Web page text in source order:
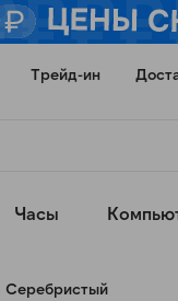
Трейд-ин
Часы
Серебристый